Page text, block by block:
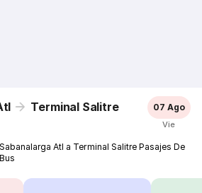
Terminal Salitre 07 Ago
Vie
Sabanalarga Atl a Terminal Salitre Pasajes De
Bus